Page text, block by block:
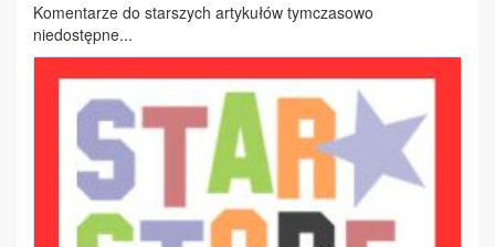
Komentarze do starszych artykułów tymczasowo
niedostępne...